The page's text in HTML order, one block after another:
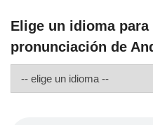
Elige un idioma
pronunciación de